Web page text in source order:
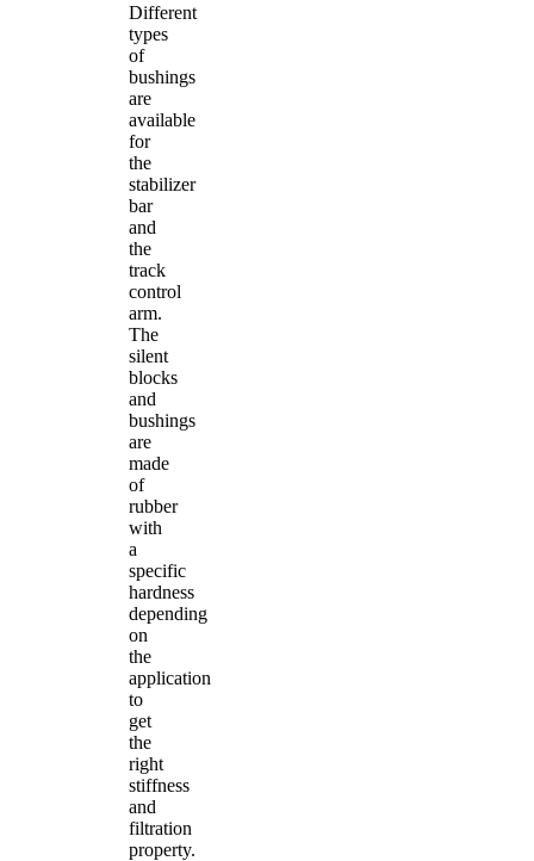
Different
types
of
bushings
are
available
for
the
stabilizer
bar
and
the
track
control
arm.
The
silent
blocks
and
bushings
are
made
of
rubber
with
a
specific
hardness
depending
on
the
application
to
get
the
right
stiffness
and
filtration
property.